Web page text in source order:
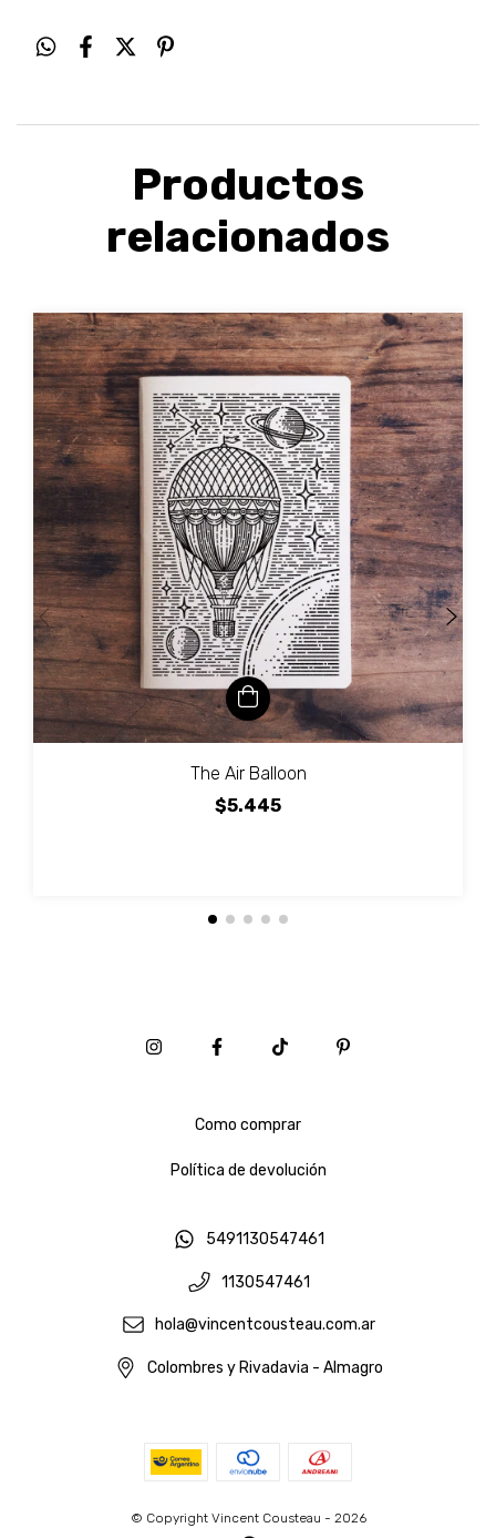
Productos
relacionados
The Air Balloon
$5.445
Como comprar
Política de devolución
5491130547461
1130547461
hola@vincentcousteau.com.ar
Colombres y Rivadavia - Almagro
© Copyright Vincent Cousteau - 2026